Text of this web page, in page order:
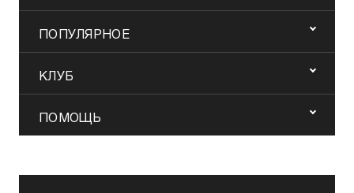
ПОПУЛЯРНОЕ
КЛУБ
ПОМОЩЬ